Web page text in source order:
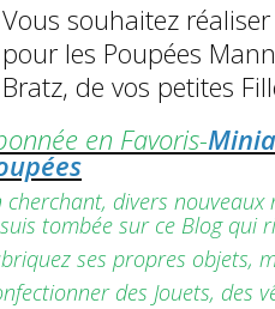
Vous souhaitez
pour les Poupées
Bratz, de vos petites
en Favoris-
cherchant, divers nouveaux
tombée sur ce Blog qui
ses propres objets,
des Jouets, des